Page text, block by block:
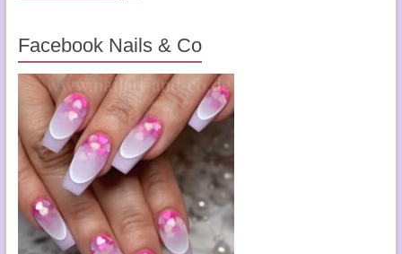
Facebook Nails & Co